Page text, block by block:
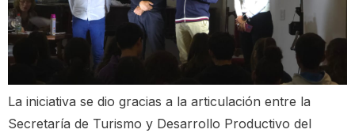
La iniciativa se dio gracias a la articulación entre la
Secretaría de Turismo y Desarrollo Productivo del